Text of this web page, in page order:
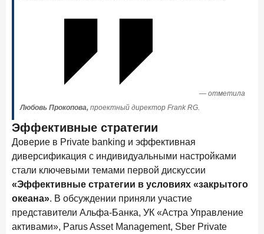
продуктов усиливается
Привязанность побеждает ставку? Как выбирают банк
для сбережений в 2026 году
ИССЛЕДОВАНИЕ
Банки скорректировали доходность вкладов после
снижения ключевой ставки до 14,5%
Средний срок ипотеки на вторичном рынке
23,3лет
-0,76
год к году
Frank Data. Ипотека Поделиться
— отметила
Любовь Прокопова, проектный директор Frank RG.
Эффективные стратегии
Доверие в Private banking и эффективная
диверсификация с индивидуальными настройками
стали ключевыми темами первой дискуссии
«Эффективные стратегии в условиях «закрытого
океана». В обсуждении приняли участие
представители Альфа-Банка, УК «Астра Управление
активами», Parus Asset Management, Sber Private